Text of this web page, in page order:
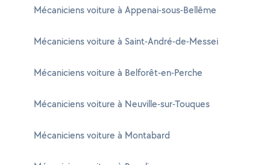
Mécaniciens voiture à Appenai-sous-Bellême
Mécaniciens voiture à Saint-André-de-Messei
Mécaniciens voiture à Belforêt-en-Perche
Mécaniciens voiture à Neuville-sur-Touques
Mécaniciens voiture à Montabard